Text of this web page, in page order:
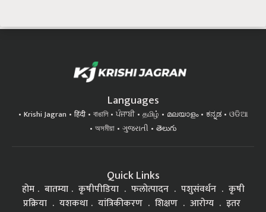
Languages
Krishi Jagran हिंदी বাঙালি ਪੰਜਾਬੀ தமிழ் മലയാളം ಕನ್ನಡ
ଓଡିଆ
অসমীয়া
ગુજરાતી తెలుగు
Quick Links
होम बातम्या कृषीपीडिया फलोत्पादन पशुसंवर्धन
कृषी
प्रक्रिया
यशकथा यांत्रिकीकरण शिक्षण आरोग्य इतर